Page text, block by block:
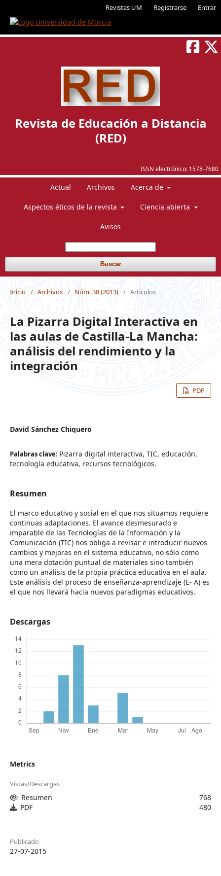
Revistas UM Registrarse Entrar
ISSN electrónico: 1578-7680
Revista de Educación a Distancia
(RED)
Actual Archivos Acerca de
Aspectos éticos de la revista Ciencia abierta
Avisos
Buscar
Inicio / Archivos / Núm. 38 (2013) / Artículos
La Pizarra Digital Interactiva en
las aulas de Castilla-La Mancha:
análisis del rendimiento y la
integración
PDF
David Sánchez Chiquero
Palabras clave: Pizarra digital interactiva, TIC, educación,
tecnología educativa, recursos tecnológicos.
Resumen
El marco educativo y social en el que nos situamos requiere
continuas adaptaciones. El avance desmesurado e
imparable de las Tecnologías de la Información y la
Comunicación (TIC) nos obliga a revisar e introducir nuevos
cambios y mejoras en el sistema educativo, no sólo como
una mera dotación puntual de materiales sino también
como un análisis de la propia práctica educativa en el aula.
Este análisis del proceso de enseñanza-aprendizaje (E- A) es
el que nos llevará hacia nuevos paradigmas educativos.
Descargas
Metrics
Vistas/Descargas
Resumen
768
PDF
480
Publicado
27-07-2015